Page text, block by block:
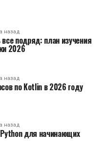
назад
все подряд: план изучения
2026
назад
по Kotlin в 2026 году
назад
для начинающих